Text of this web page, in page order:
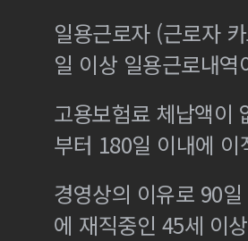
일용근로자 (근로자
일 이상 일용근로내역
고용보험료 체납액이
부터 180일 이내에 이
경영상의 이유로 90
에 재직중인 45세 이